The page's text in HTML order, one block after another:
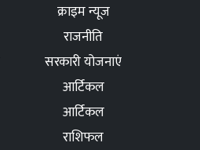
क्राइम न्यूज
राजनीति
सरकारी योजनाएं
आर्टिकल
आर्टिकल
राशिफल